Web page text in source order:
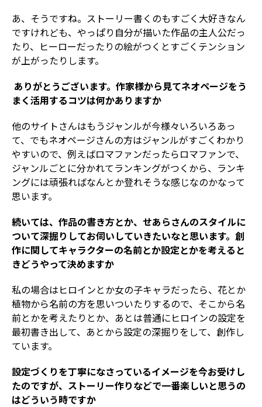
あ、そうですね。ストーリー書くのもすごく大好きなん
ですけれども、やっぱり自分が描いた作品の主人公だっ
たり、ヒーローだったりの絵がつくとすごくテンション
が上がったりします。
―― ありがとうございます。作家様から見てネオページをう
まく活用するコツは何かありますか
他のサイトさんはもうジャンルが今様々いろいろあっ
て、でもネオページさんの方はジャンルがすごくわかり
やすいので、例えばロマファンだったらロマファンで、
ジャンルごとに分かれてランキングがつくから、ランキ
ングには頑張ればなんとか登れそうな感じなのかなって
思います。
――続いては、作品の書き方とか、せあらさんのスタイルに
ついて深掘りしてお伺いしていきたいなと思います。創
作に関してキャラクターの名前とか設定とかを考えると
きどうやって決めますか
私の場合はヒロインとか女の子キャラだったら、花とか
植物から名前の方を思いついたりするので、そこから名
前とかを考えたりとか、あとは普通にヒロインの設定を
最初書き出して、あとから設定の深掘りをして、創作し
ています。
――設定づくりを丁寧になさっているイメージを今お受けし
たのですが、ストーリー作りなどで一番楽しいと思うの
はどういう時ですか